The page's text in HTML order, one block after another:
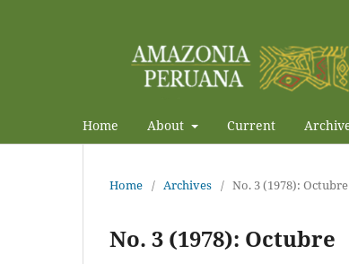
Home About Current
Home / Archives / No. 3 (1978): Octubre
No. 3 (1978): Octubre